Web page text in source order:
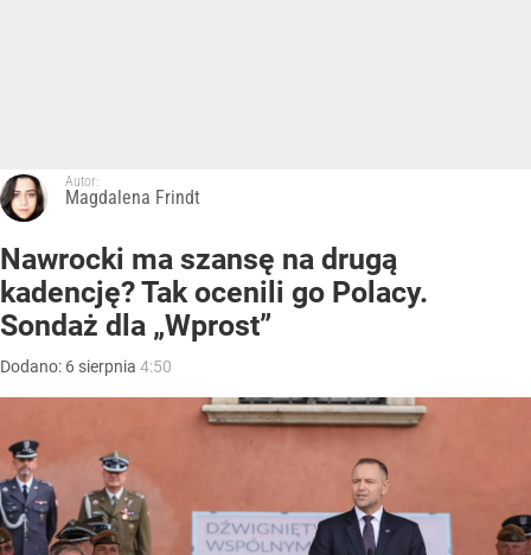
Autor:
Magdalena Frindt
Nawrocki ma szansę na drugą
kadencję? Tak ocenili go Polacy.
Sondaż dla „Wprost”
Dodano: 6 sierpnia 4:50